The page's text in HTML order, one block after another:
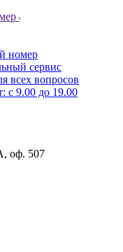
номер
сервис
всех вопросов
с 9.00 до 19.00
оф. 507